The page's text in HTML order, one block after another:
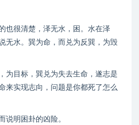
也很清楚，泽无水，困。水在泽
无水。巽为命，而兑为反巽，为毁
为目标，巽兑为失去生命，遂志是
来实现志向，问题是你都死了怎么
说明困卦的凶险。